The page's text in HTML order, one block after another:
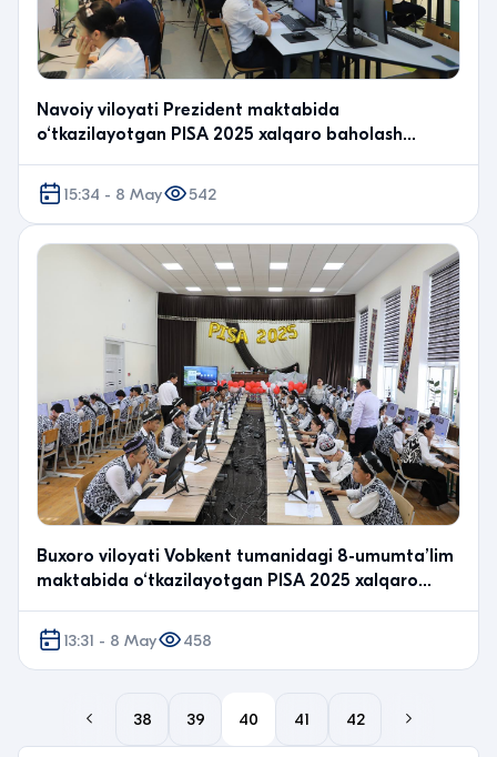
Navoiy viloyati Prezident maktabida
o‘tkazilayotgan PISA 2025 xalqaro baholash
15:34 - 8 May
542
Buxoro viloyati Vobkent tumanidagi 8-umumta’lim
maktabida o‘tkazilayotgan PISA 2025 xalqaro
13:31 - 8 May
458
38 39 40 41 42